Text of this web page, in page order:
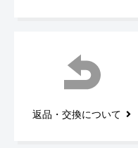
返品・交換について